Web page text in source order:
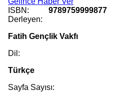
ISBN:
9789759999877
Derleyen:
Fatih Gençlik Vakfı
Dil:
Türkçe
Sayfa Sayısı: